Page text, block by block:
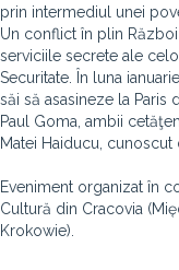
prin intermediul unei
Un conflict în plin
serviciile secrete ale
Securitate. În luna
săi să asasineze la
Paul Goma, ambii
Matei Haiducu, cunoscut
Eveniment organizat în
Cultură din Cracovia
Krokowie).